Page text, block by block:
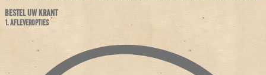
BESTEL UW KRANT
1. AFLEVEROPTIES